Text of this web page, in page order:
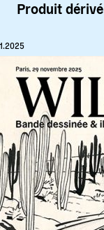
Produit